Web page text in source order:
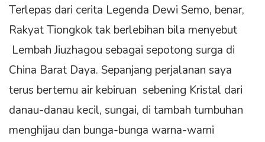
Terlepas dari cerita Legenda Dewi Semo, benar,
Rakyat Tiongkok tak berlebihan bila menyebut
Lembah Jiuzhagou sebagai sepotong surga di
China Barat Daya. Sepanjang perjalanan saya
terus bertemu air kebiruan sebening Kristal dari
danau-danau kecil, sungai, di tambah tumbuhan
menghijau dan bunga-bunga warna-warni